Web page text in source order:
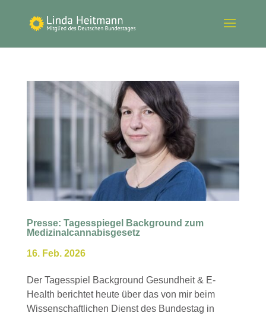
Presse: Tagesspiegel Background zum
Medizinalcannabisgesetz
16. Feb. 2026
Der Tagesspiel Background Gesundheit & E-
Health berichtet heute über das von mir beim
Wissenschaftlichen Dienst des Bundestag in